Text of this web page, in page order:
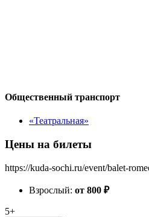
Общественный транспорт
«Театральная»
Цены на билеты
https://kuda-sochi.ru/event/balet-
Взрослый: от 800 ₽
5+